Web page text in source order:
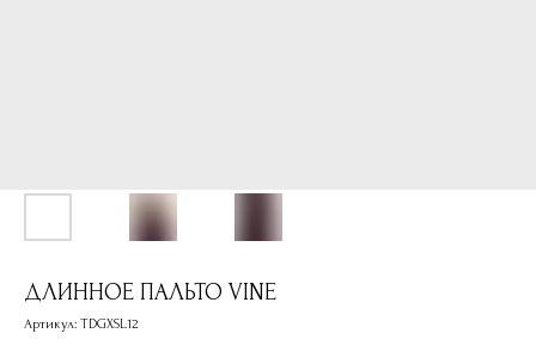
ДЛИННОЕ ПАЛЬТО VINE
Артикул: TDGXSL12